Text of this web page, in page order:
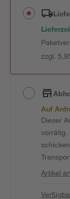
zzgl.
Auf
Dieser
vorrätig.
Artikel